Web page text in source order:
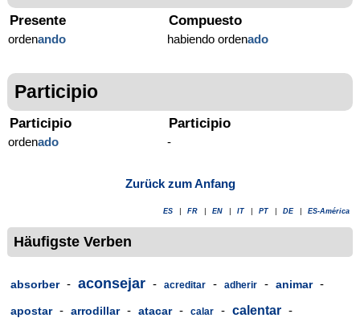
Presente
ordenando
Compuesto
habiendo ordenado
Participio
Participio
ordenado
Participio
-
Zurück zum Anfang
ES FR EN IT PT DE ES-América
Häufigste Verben
absorber - aconsejar - acreditar - adherir - animar -
apostar - arrodillar - atacar - calar - calentar -